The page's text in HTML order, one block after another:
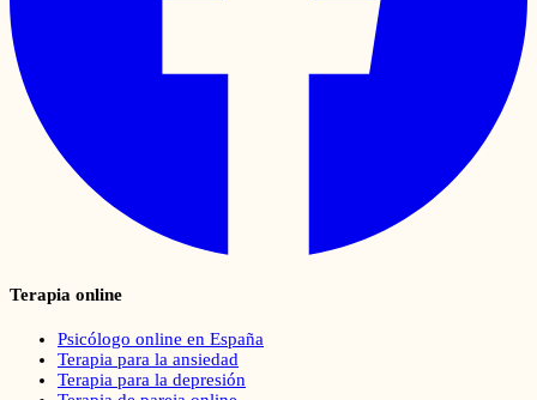
Terapia online
Psicólogo online en España
Terapia para la ansiedad
Terapia para la depresión